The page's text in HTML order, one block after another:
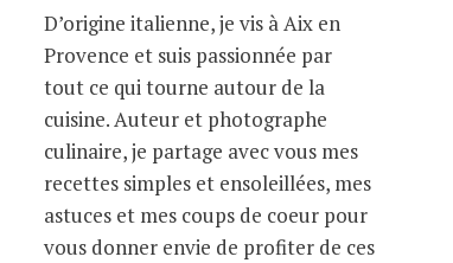
D’origine italienne, je vis à Aix en
Provence et suis passionnée par
tout ce qui tourne autour de la
cuisine. Auteur et photographe
culinaire, je partage avec vous mes
recettes simples et ensoleillées, mes
astuces et mes coups de coeur pour
vous donner envie de profiter de ces